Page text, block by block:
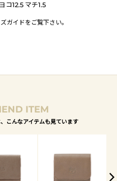
コ12.5 マチ1.5
ガイドをご覧下さい。
ITEM
こんなアイテムも見ています